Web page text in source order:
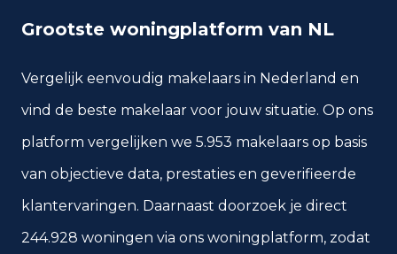
Grootste woningplatform van NL
Vergelijk eenvoudig makelaars in Nederland en
vind de beste makelaar voor jouw situatie. Op ons
platform vergelijken we 5.953 makelaars op basis
van objectieve data, prestaties en geverifieerde
klantervaringen. Daarnaast doorzoek je direct
244.928 woningen via ons woningplatform, zodat